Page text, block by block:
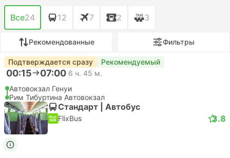
Все24 12 7 2 3
Рекомендованные Фильтры
Подтверждается сразу Рекомендуемый
00:15 07:00 6 ч. 45 м.
Автовокзал Генуи
Рим Тибуртина Автовокзал
Стандарт | Автобус
FlixBus 3.8